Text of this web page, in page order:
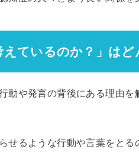
えているのか？」はど
動や発言の背後にある理由
せるような行動や言葉をと